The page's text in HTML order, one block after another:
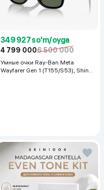
349 927 so'm/oyga
4 799 0006 500 000
Умные очки Ray-Ban Meta
Wayfarer Gen 1 (T155/S53), Shiny